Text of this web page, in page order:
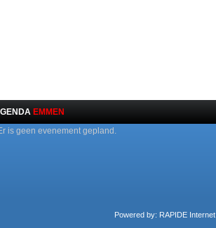
EMMEN
is geen evenement gepland.
Powered by: RAPIDE Internet